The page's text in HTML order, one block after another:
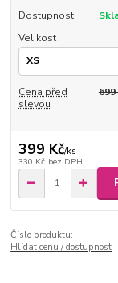
Dostupnost
Velikost
Cena před
slevou
699
399 Kč/ks
330 Kč bez DPH
Číslo produktu:
Hlídat cenu / dostupnost